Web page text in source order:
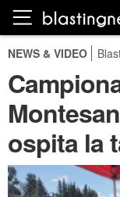
NEWS & VIDEO
ospita la